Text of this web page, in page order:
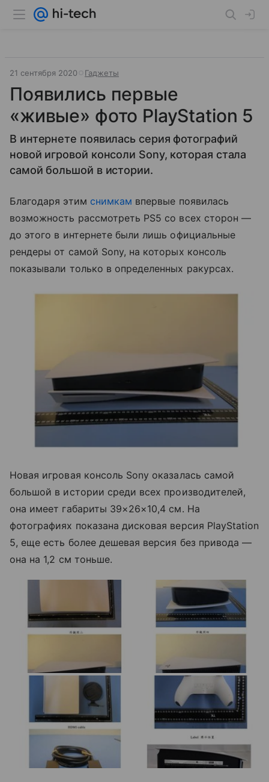
21 сентября 2020 Гаджеты
Появились первые
«живые» фото PlayStation 5
В интернете появилась серия фотографий
новой игровой консоли Sony, которая стала
самой большой в истории.
Благодаря этим снимкам впервые появилась
возможность рассмотреть PS5 со всех сторон —
до этого в интернете были лишь официальные
рендеры от самой Sony, на которых консоль
показывали только в определенных ракурсах.
Новая игровая консоль Sony оказалась самой
большой в истории среди всех производителей,
она имеет габариты 39×26×10,4 см. На
фотографиях показана дисковая версия PlayStation
5, еще есть более дешевая версия без привода —
она на 1,2 см тоньше.